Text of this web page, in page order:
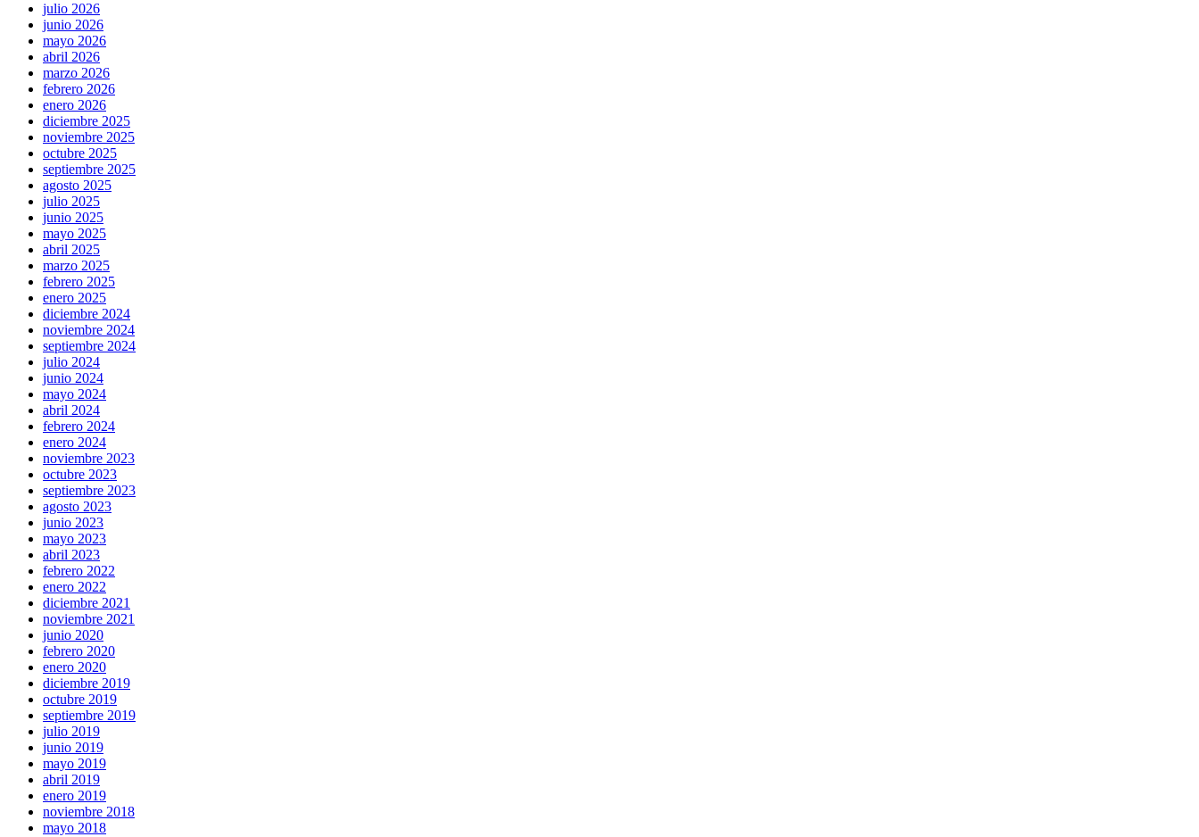
julio 2026
junio 2026
mayo 2026
abril 2026
marzo 2026
febrero 2026
enero 2026
diciembre 2025
noviembre 2025
octubre 2025
septiembre 2025
agosto 2025
julio 2025
junio 2025
mayo 2025
abril 2025
marzo 2025
febrero 2025
enero 2025
diciembre 2024
noviembre 2024
septiembre 2024
julio 2024
junio 2024
mayo 2024
abril 2024
febrero 2024
enero 2024
noviembre 2023
octubre 2023
septiembre 2023
agosto 2023
junio 2023
mayo 2023
abril 2023
febrero 2022
enero 2022
diciembre 2021
noviembre 2021
junio 2020
febrero 2020
enero 2020
diciembre 2019
octubre 2019
septiembre 2019
julio 2019
junio 2019
mayo 2019
abril 2019
enero 2019
noviembre 2018
mayo 2018